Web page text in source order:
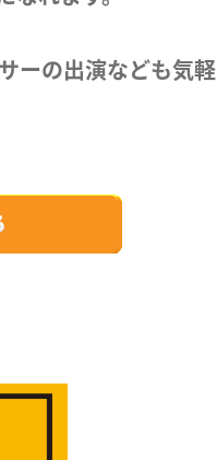
ーの出演なども気軽